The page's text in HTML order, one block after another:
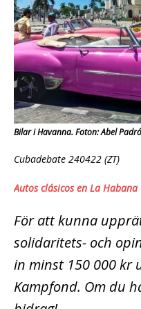
Bilar i Havanna. Foton: Abel
Cubadebate 240422 (ZT)
Autos clásicos en La Habana
För att kunna
solidaritets- och
in minst 150 000 kr
Kampfond. Om du